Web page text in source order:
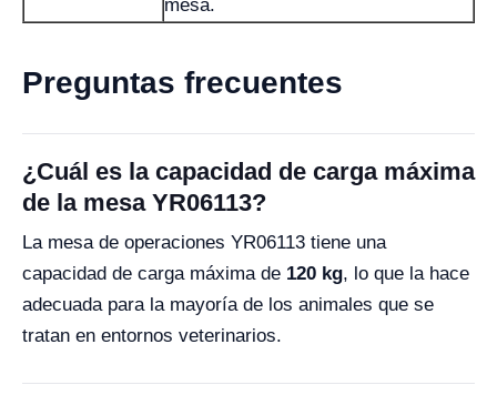
mesa.
Preguntas frecuentes
¿Cuál es la capacidad de carga máxima
de la mesa YR06113?
La mesa de operaciones YR06113 tiene una
capacidad de carga máxima de 120 kg, lo que la hace
adecuada para la mayoría de los animales que se
tratan en entornos veterinarios.